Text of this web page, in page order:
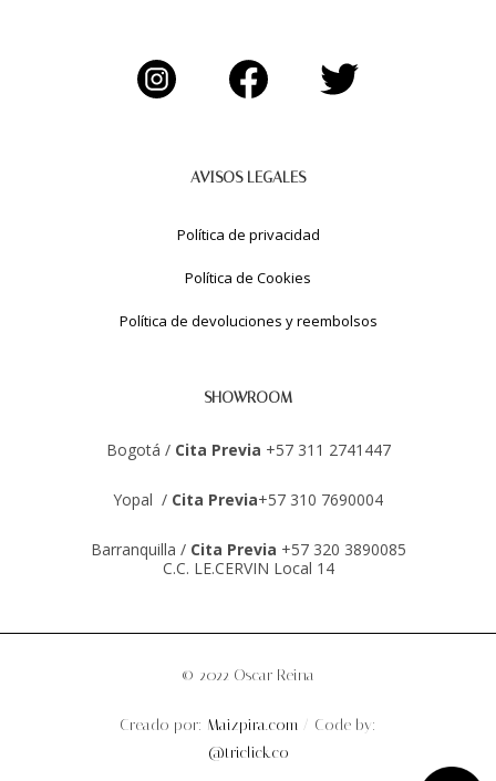
AVISOS LEGALES
Política de privacidad
Política de Cookies
Política de devoluciones y reembolsos
SHOWROOM
Bogotá / Cita Previa +57 311 2741447
Yopal / Cita Previa+57 310 7690004
Barranquilla / Cita Previa +57 320 3890085
C.C. LE.CERVIN Local 14
© 2022 Oscar Reina
Creado por: Maizpira.com / Code by:
@triclick.co